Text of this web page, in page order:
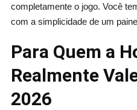
completamente o jogo. Você
com a simplicidade de um
Para Quem a
Realmente
2026